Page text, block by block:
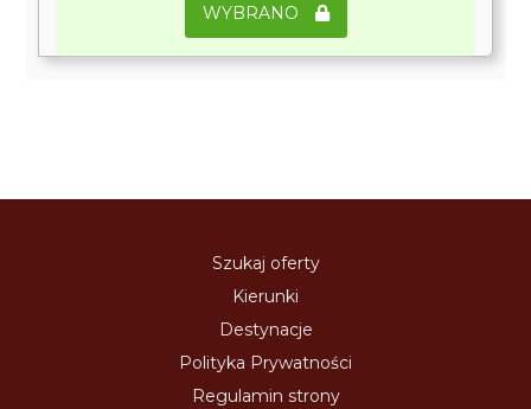
WYBRANO
Szukaj oferty
Kierunki
Destynacje
Polityka Prywatności
Regulamin strony